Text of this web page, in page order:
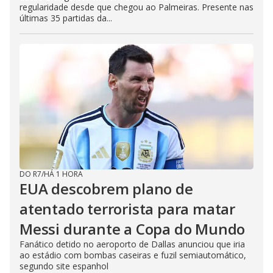
regularidade desde que chegou ao Palmeiras. Presente nas
últimas 35 partidas da...
DO R7/HÁ 1 HORA
EUA descobrem plano de
atentado terrorista para matar
Messi durante a Copa do Mundo
Fanático detido no aeroporto de Dallas anunciou que iria
ao estádio com bombas caseiras e fuzil semiautomático,
segundo site espanhol